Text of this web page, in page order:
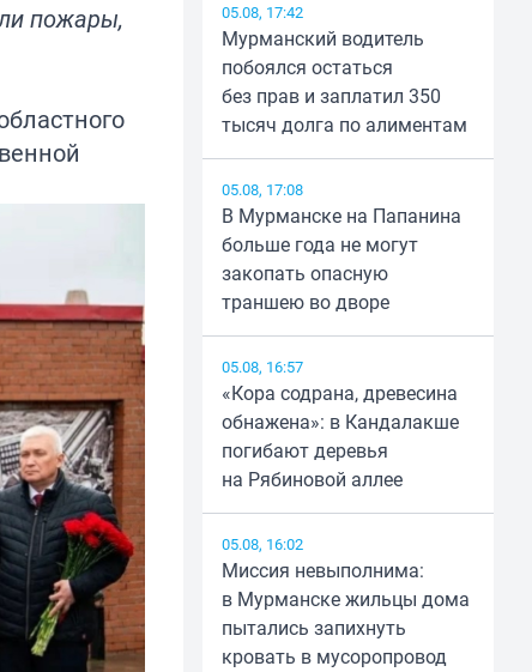
пожары,
05.08, 17:42
Мурманский водитель
побоялся остаться
без прав и заплатил 350
тысяч долга по алиментам
05.08, 17:08
В Мурманске на Папанина
больше года не могут
закопать опасную
траншею во дворе
05.08, 16:57
«Кора содрана, древесина
обнажена»: в Кандалакше
погибают деревья
на Рябиновой аллее
05.08, 16:02
Миссия невыполнима:
в Мурманске жильцы дома
пытались запихнуть
кровать в мусоропровод